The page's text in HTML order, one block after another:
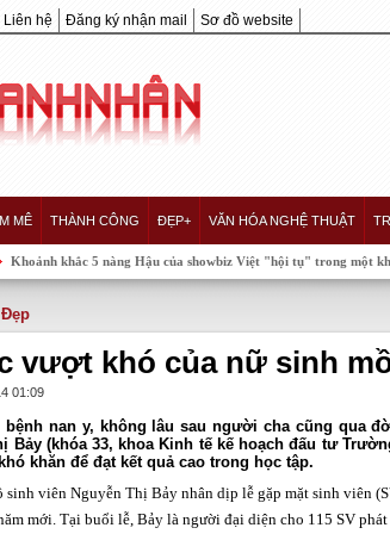
Liên hệ Đăng ký nhận mail Sơ đồ website
MÊ THÀNH CÔNG ĐẸP+ VĂN HÓA NGHỆ THUẬT
5 nàng Hậu của showbiz Việt "hội tụ" trong một khung hình, ai
Đẹp
vượt khó của nữ sinh
01:09
bệnh nan y, không lâu sau người cha cũng qua
Bảy (khóa 33, khoa Kinh tế kế hoạch đấu tư
khăn để đạt kết quả cao trong học tập.
sinh viên Nguyễn Thị Bảy nhân dịp lễ gặp mặt sinh viên
mới. Tại buổi lễ, Bảy là người đại diện cho 115 SV